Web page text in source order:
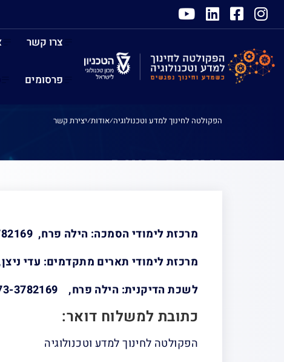
צרו קשר
פרסומים
הפקולטה לחינוך למדע וטכנולוגיה⁄אודות⁄יצירת קשר
יצירת קשר
מרכזת לימודי הסמכה: הילה פרח,
מרכזת לימודי תארים מתקדמים: עדי ניצן, 073-
לשכת הדיקנית: הילה פרח, 073-3782169
כתובת למשלוח דואר:
הפקולטה לחינוך למדע וטכנולוגיה